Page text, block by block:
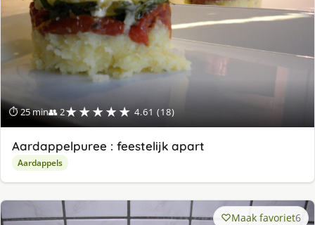
⏱ 25 min👥 2★★★★★ 4.61 (18)
Aardappelpuree : feestelijk apart
Aardappels
Maak favoriet6